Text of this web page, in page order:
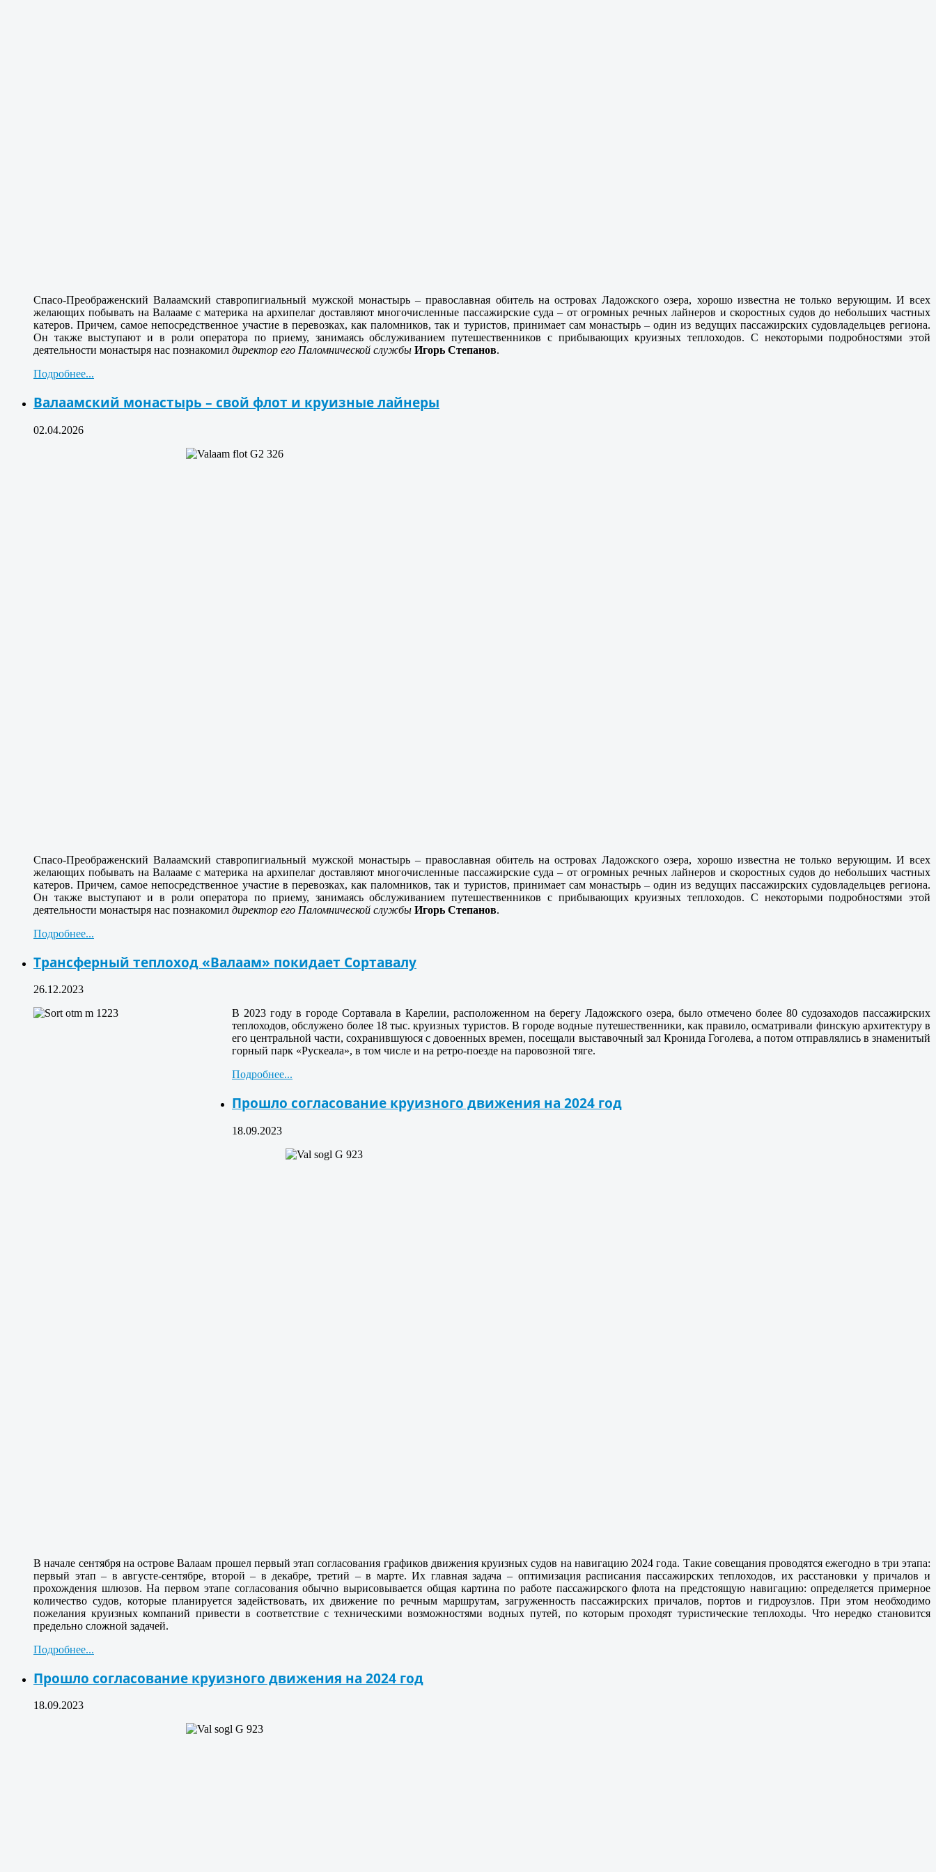
Спасо-Преображенский Валаамский ставропигиальный мужской монастырь – православная обитель на островах Ладожского озера, хорошо известна не только верующим. И всех
желающих побывать на Валааме с материка на архипелаг доставляют многочисленные пассажирские суда – от огромных речных лайнеров и скоростных судов до небольших частных
катеров. Причем, самое непосредственное участие в перевозках, как паломников, так и туристов, принимает сам монастырь – один из ведущих пассажирских судовладельцев региона.
Он также выступают и в роли оператора по приему, занимаясь обслуживанием путешественников с прибывающих круизных теплоходов. С некоторыми подробностями этой
деятельности монастыря нас познакомил директор его Паломнической службы Игорь Степанов.
Подробнее...
Валаамский монастырь – свой флот и круизные лайнеры
02.04.2026
Спасо-Преображенский Валаамский ставропигиальный мужской монастырь – православная обитель на островах Ладожского озера, хорошо известна не только верующим. И всех
желающих побывать на Валааме с материка на архипелаг доставляют многочисленные пассажирские суда – от огромных речных лайнеров и скоростных судов до небольших частных
катеров. Причем, самое непосредственное участие в перевозках, как паломников, так и туристов, принимает сам монастырь – один из ведущих пассажирских судовладельцев региона.
Он также выступают и в роли оператора по приему, занимаясь обслуживанием путешественников с прибывающих круизных теплоходов. С некоторыми подробностями этой
деятельности монастыря нас познакомил директор его Паломнической службы Игорь Степанов.
Подробнее...
Трансферный теплоход «Валаам» покидает Сортавалу
26.12.2023
В 2023 году в городе Сортавала в Карелии, расположенном на берегу Ладожского озера, было отмечено более 80 судозаходов пассажирских
теплоходов, обслужено более 18 тыс. круизных туристов. В городе водные путешественники, как правило, осматривали финскую архитектуру в
его центральной части, сохранившуюся с довоенных времен, посещали выставочный зал Кронида Гоголева, а потом отправлялись в знаменитый
горный парк «Рускеала», в том числе и на ретро-поезде на паровозной тяге.
Подробнее...
Прошло согласование круизного движения на 2024 год
18.09.2023
В начале сентября на острове Валаам прошел первый этап согласования графиков движения круизных судов на навигацию 2024 года. Такие совещания проводятся ежегодно в три этапа:
первый этап – в августе-сентябре, второй – в декабре, третий – в марте. Их главная задача – оптимизация расписания пассажирских теплоходов, их расстановки у причалов и
прохождения шлюзов. На первом этапе согласования обычно вырисовывается общая картина по работе пассажирского флота на предстоящую навигацию: определяется примерное
количество судов, которые планируется задействовать, их движение по речным маршрутам, загруженность пассажирских причалов, портов и гидроузлов. При этом необходимо
пожелания круизных компаний привести в соответствие с техническими возможностями водных путей, по которым проходят туристические теплоходы. Что нередко становится
предельно сложной задачей.
Подробнее...
Прошло согласование круизного движения на 2024 год
18.09.2023